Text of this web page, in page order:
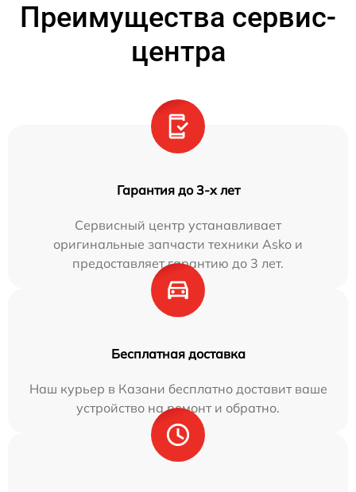
Преимущества сервис-
центра
Гарантия до 3-х лет
Сервисный центр устанавливает
оригинальные запчасти техники Asko и
предоставляет гарантию до 3 лет.
Бесплатная доставка
Наш курьер в Казани бесплатно доставит ваше
устройство на ремонт и обратно.